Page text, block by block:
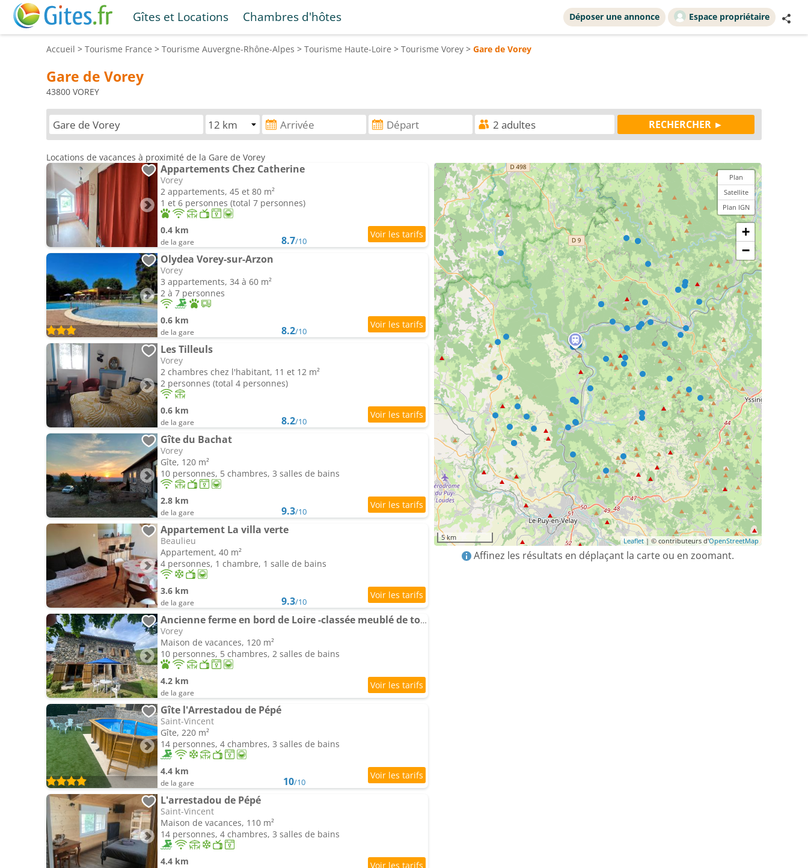
Gîtes et Locations Chambres d'hôtes Déposer une annonce Espace propriétaire
Accueil > Tourisme France > Tourisme Auvergne-Rhône-Alpes > Tourisme Haute-Loire > Tourisme Vorey > Gare de Vorey
Gare de Vorey
43800 VOREY
Locations de vacances à proximité de la Gare de Vorey
Appartements Chez Catherine
Vorey
2 appartements, 45 et 80 m²
1 et 6 personnes (total 7 personnes)
0.4 km
de la gare 8.7/10
Olydea Vorey-sur-Arzon
Vorey
3 appartements, 34 à 60 m²
2 à 7 personnes
0.6 km
de la gare 8.2/10
Les Tilleuls
Vorey
2 chambres chez l'habitant, 11 et 12 m²
2 personnes (total 4 personnes)
0.6 km
de la gare 8.2/10
Gîte du Bachat
Vorey
Gîte, 120 m²
10 personnes, 5 chambres, 3 salles de bains
2.8 km
de la gare 9.3/10
Appartement La villa verte
Beaulieu
Appartement, 40 m²
4 personnes, 1 chambre, 1 salle de bains
3.6 km
de la gare 9.3/10
Ancienne ferme en bord de Loire -classée meublé de tourisme 3 étoiles
Vorey
Maison de vacances, 120 m²
10 personnes, 5 chambres, 2 salles de bains
4.2 km
de la gare
Gîte l'Arrestadou de Pépé
Saint-Vincent
Gîte, 220 m²
14 personnes, 4 chambres, 3 salles de bains
4.4 km
de la gare 10/10
L'arrestadou de Pépé
Saint-Vincent
Maison de vacances, 110 m²
14 personnes, 4 chambres, 3 salles de bains
4.4 km
Plan
Satellite
Plan IGN
+
−
5 km Leaflet | © contributeurs d'OpenStreetMap
Affinez les résultats en déplaçant la carte ou en zoomant.